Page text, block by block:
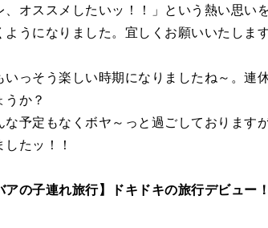
、オススメしたいッ！！」という熱い思い
ようになりました。宜しくお願いいたしま
いっそう楽しい時期になりましたね～。連
か？
予定もなくボヤ～っと過ごしております
たッ！！
アの子連れ旅行】ドキドキの旅行デビュー